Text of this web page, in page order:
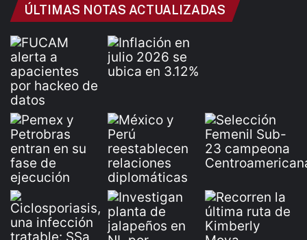
ÚLTIMAS NOTAS ACTUALIZADAS